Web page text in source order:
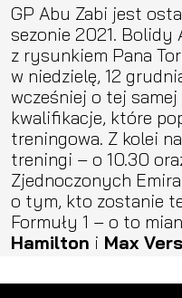
GP Abu Zabi jest
sezonie 2021. Bolidy
z rysunkiem Pana
w niedzielę, 12
wcześniej o tej
kwalifikacje, które
treningowa. Z kolei
treningi – o 10.30
Zjednoczonych
o tym, kto zostanie
Formuły 1 – o to
Hamilton i Max